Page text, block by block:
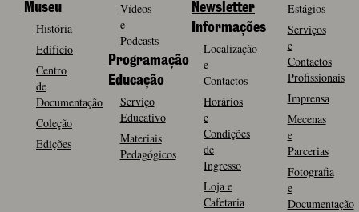
Museu
História
Edifício
Centro
de
Documentação
Coleção
Edições
Vídeos
e
Podcasts
Programação
Educação
Serviço
Educativo
Materiais
Pedagógicos
Newsletter
Informações
Localização
e
Contactos
Horários
e
Condições
de
Ingresso
Loja e
Cafetaria
Estágios
Serviços
e
Contactos
Profissionais
Imprensa
Mecenas
e
Parcerias
Fotografia
e
Documentação